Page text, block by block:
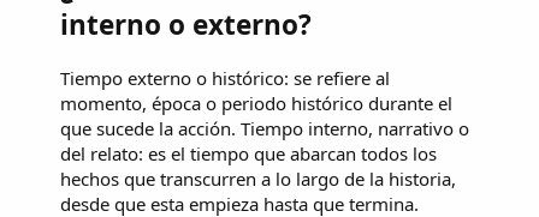
interno o externo?
Tiempo externo o histórico: se refiere al
momento, época o periodo histórico durante el
que sucede la acción. Tiempo interno, narrativo o
del relato: es el tiempo que abarcan todos los
hechos que transcurren a lo largo de la historia,
desde que esta empieza hasta que termina.